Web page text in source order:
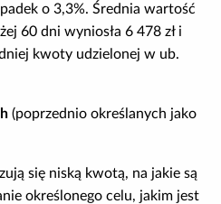
o 3,3%. Średnia wartość
60 dni wyniosła 6 478 zł i
kwoty udzielonej w ub.
(poprzednio określanych jako
się niską kwotą, na jakie są
określonego celu, jakim jest